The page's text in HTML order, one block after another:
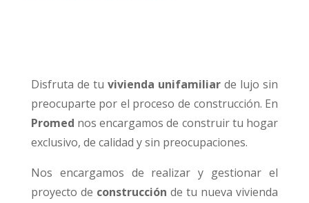
Disfruta de tu vivienda unifamiliar de lujo sin
preocuparte por el proceso de construcción. En
Promed nos encargamos de construir tu hogar
exclusivo, de calidad y sin preocupaciones.
Nos encargamos de realizar y gestionar el
proyecto de construcción de tu nueva vivienda